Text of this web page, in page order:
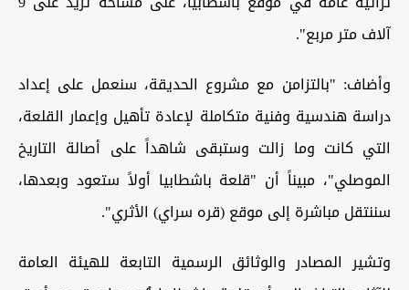
آلاف متر مربع".
وأضاف: "بالتزامن مع مشروع الحديقة، سنعمل على إعداد
دراسة هندسية وفنية متكاملة لإعادة تأهيل وإعمار القلعة،
التي كانت وما زالت وستبقى شاهداً على أصالة التاريخ
الموصلي"، مبيناً أن "قلعة باشطابيا أولاً ستعود وبعدها،
سننتقل مباشرة إلى موقع (قره سراي) الأثري".
وتشير المصادر والوثائق الرسمية التابعة للهيئة العامة